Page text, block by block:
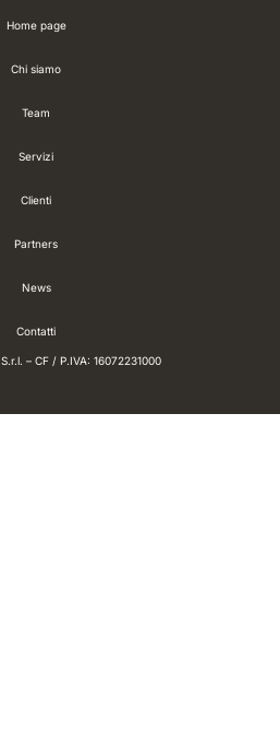
Home page
Chi siamo
Team
Servizi
Clienti
Partners
News
Contatti
– CF / P.IVA: 16072231000